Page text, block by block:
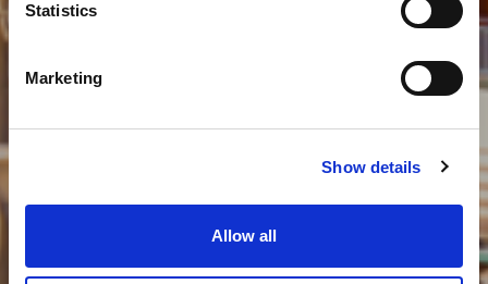
Statistics
Marketing
Show details
Allow all